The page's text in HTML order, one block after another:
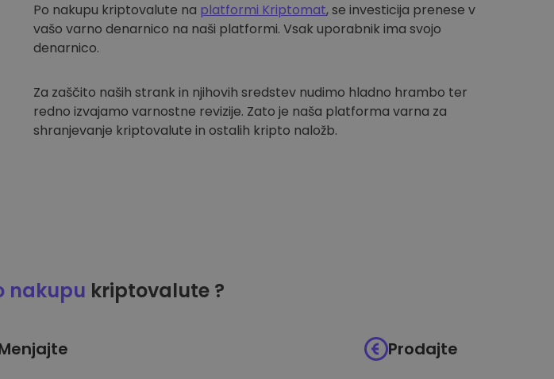
Po nakupu kriptovalute na platformi Kriptomat, se investicija prenese v
vašo varno denarnico na naši platformi. Vsak uporabnik ima svojo
denarnico.
Za zaščito naših strank in njihovih sredstev nudimo hladno hrambo ter
redno izvajamo varnostne revizije. Zato je naša platforma varna za
shranjevanje kriptovalute in ostalih kripto naložb.
nakupu kriptovalute ?
Prodajte